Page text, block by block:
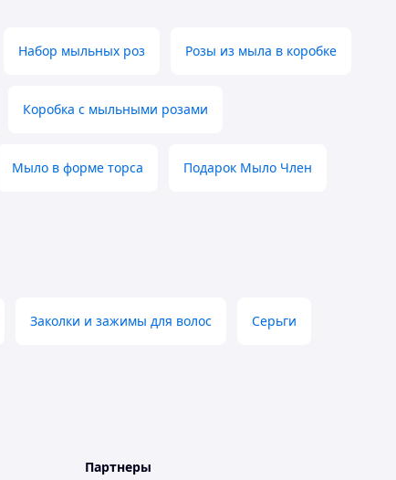
Набор мыльных роз Розы из мыла в коробке
Коробка с мыльными розами
Мыло в форме торса Подарок Мыло Член
Заколки и зажимы для волос Серьги
Партнеры